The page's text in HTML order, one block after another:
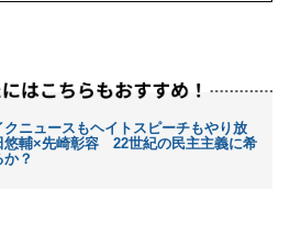
クニュースもヘイトスピーチもやり放
悠輔×先崎彰容 22世紀の民主主義に希
？